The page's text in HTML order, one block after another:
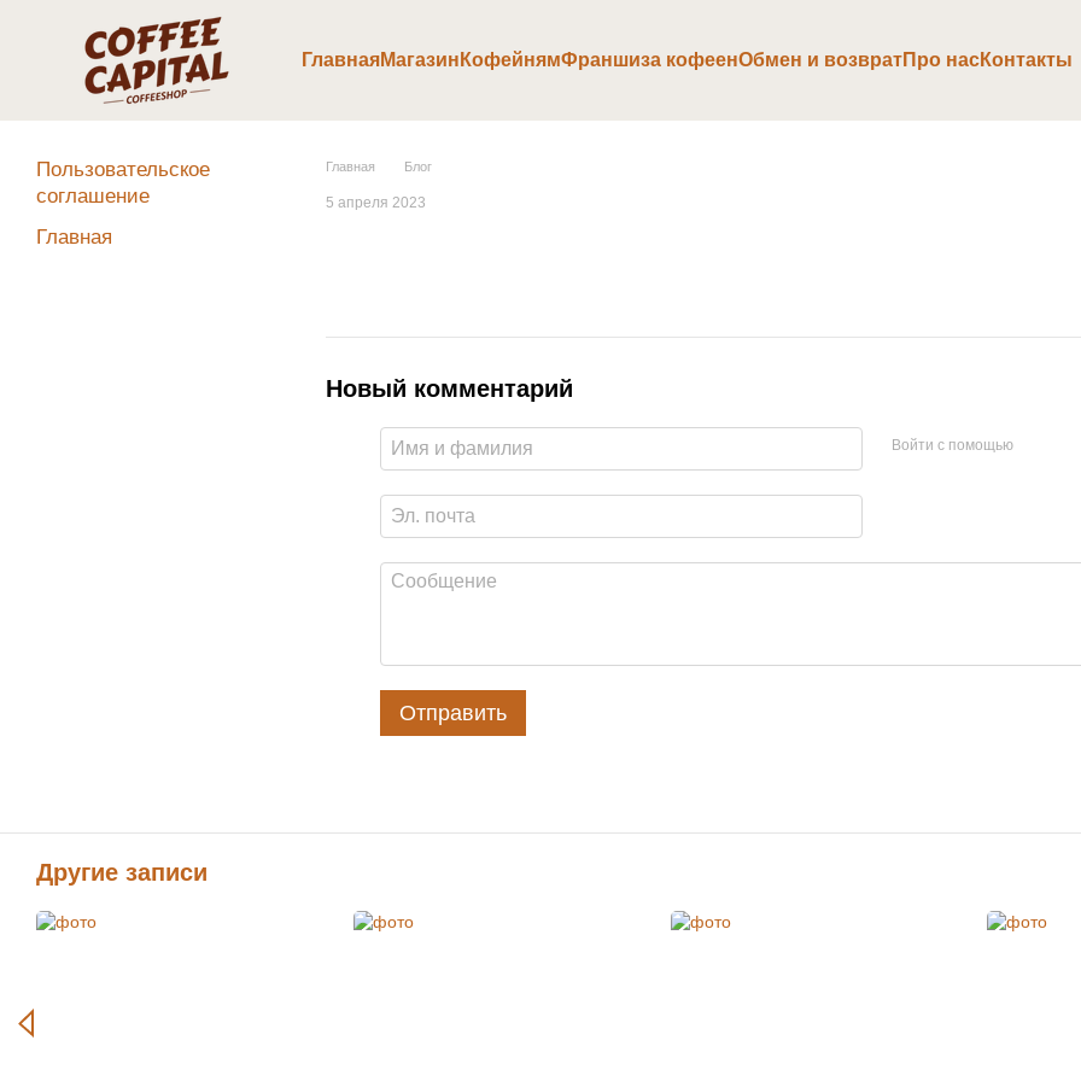
Перейти к основному контенту
ГлавнаяМагазин КофейнямФраншиза кофеенОбмен и возвратПро насКонтакты
Главная Блог
5 апреля 2023
Новый комментарий
Войти с помощью
Отправить
Пользовательское
соглашение
Главная
Другие записи